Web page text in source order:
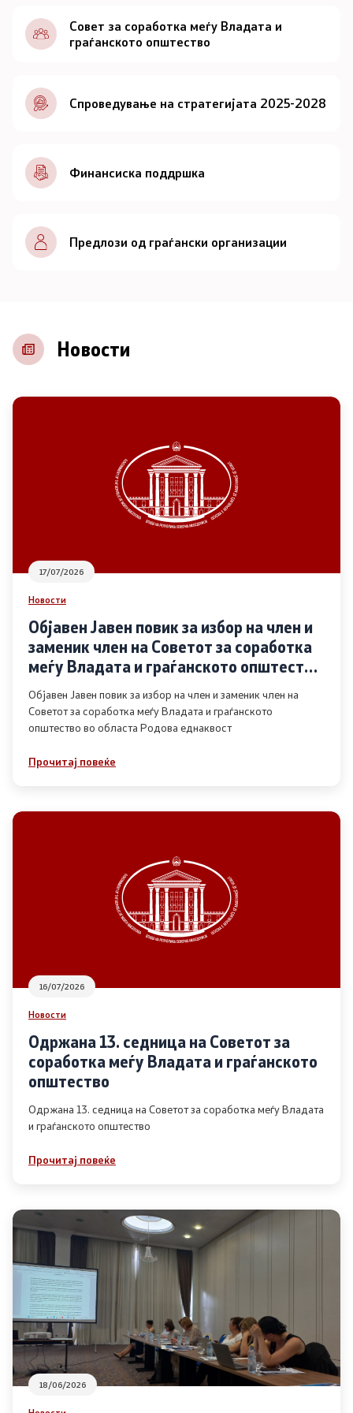
Документи
Совет
За советот
Документи
Записници и дневни редови од седниците на
Советот
Контакт
Основање на здружение
Дијалог меѓу Владата и граѓанскиот сектор
Отворени денови за иницијативи на граѓанските
организации
Финансиска поддршка
Извештаи
Список на ОЈИ
Контакт
Контакт
Линкови
Изјава за пристапност
Со еден клик до сите услуги
Совет за соработка меѓу Владата и
граѓанското општество
Спроведување на стратегијата 2025-2028
Финансиска поддршка
Предлози од граѓански организации
Новости
17/07/2026
Новости
Објавен Јавен повик за избор на член и
заменик член на Советот за соработка
меѓу Владата и граѓанското општество
во областа Родова еднаквост
Објавен Јавен повик за избор на член и заменик член на
Советот за соработка меѓу Владата и граѓанското
општество во областа Родова еднаквост
Прочитај повеќе
16/07/2026
Новости
Одржана 13. седница на Советот за
соработка меѓу Владата и граѓанското
општество
Одржана 13. седница на Советот за соработка меѓу Владата
и граѓанското општество
Прочитај повеќе
18/06/2026